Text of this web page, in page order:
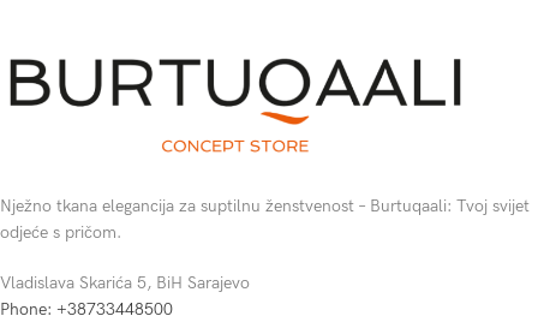
Nježno tkana elegancija za suptilnu ženstvenost – Burtuqaali: Tvoj svijet
odjeće s pričom.
Vladislava Skarića 5, BiH Sarajevo
Phone: +38733448500